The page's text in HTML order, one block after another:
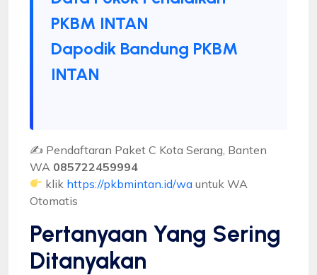
PKBM INTAN
Dapodik Bandung PKBM
INTAN
✍ Pendaftaran Paket C Kota Serang, Banten
WA 085722459994
klik https://pkbmintan.id/wa untuk WA
Otomatis
Pertanyaan Yang Sering
Ditanyakan